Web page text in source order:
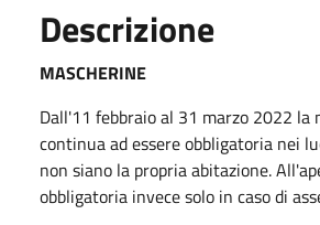
Descrizione
MASCHERINE
Dall'11 febbraio al 31 marzo 2022 la
continua ad essere obbligatoria nei
non siano la propria abitazione.
obbligatoria invece solo in caso di